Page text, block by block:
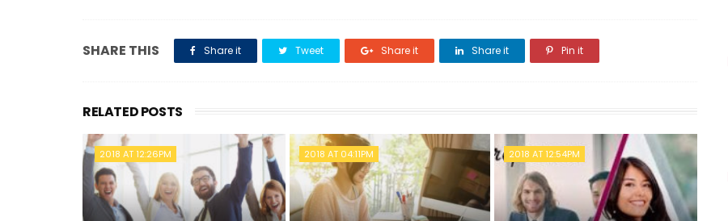
SHARE THIS Share it Tweet Share it Share it Pin it
RELATED POSTS
2018 AT 12:26PM 2018 AT 04:11PM 2018 AT 12:54PM